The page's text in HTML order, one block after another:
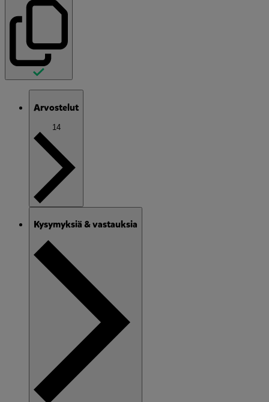
Arvostelut
14
Kysymyksiä & vastauksia